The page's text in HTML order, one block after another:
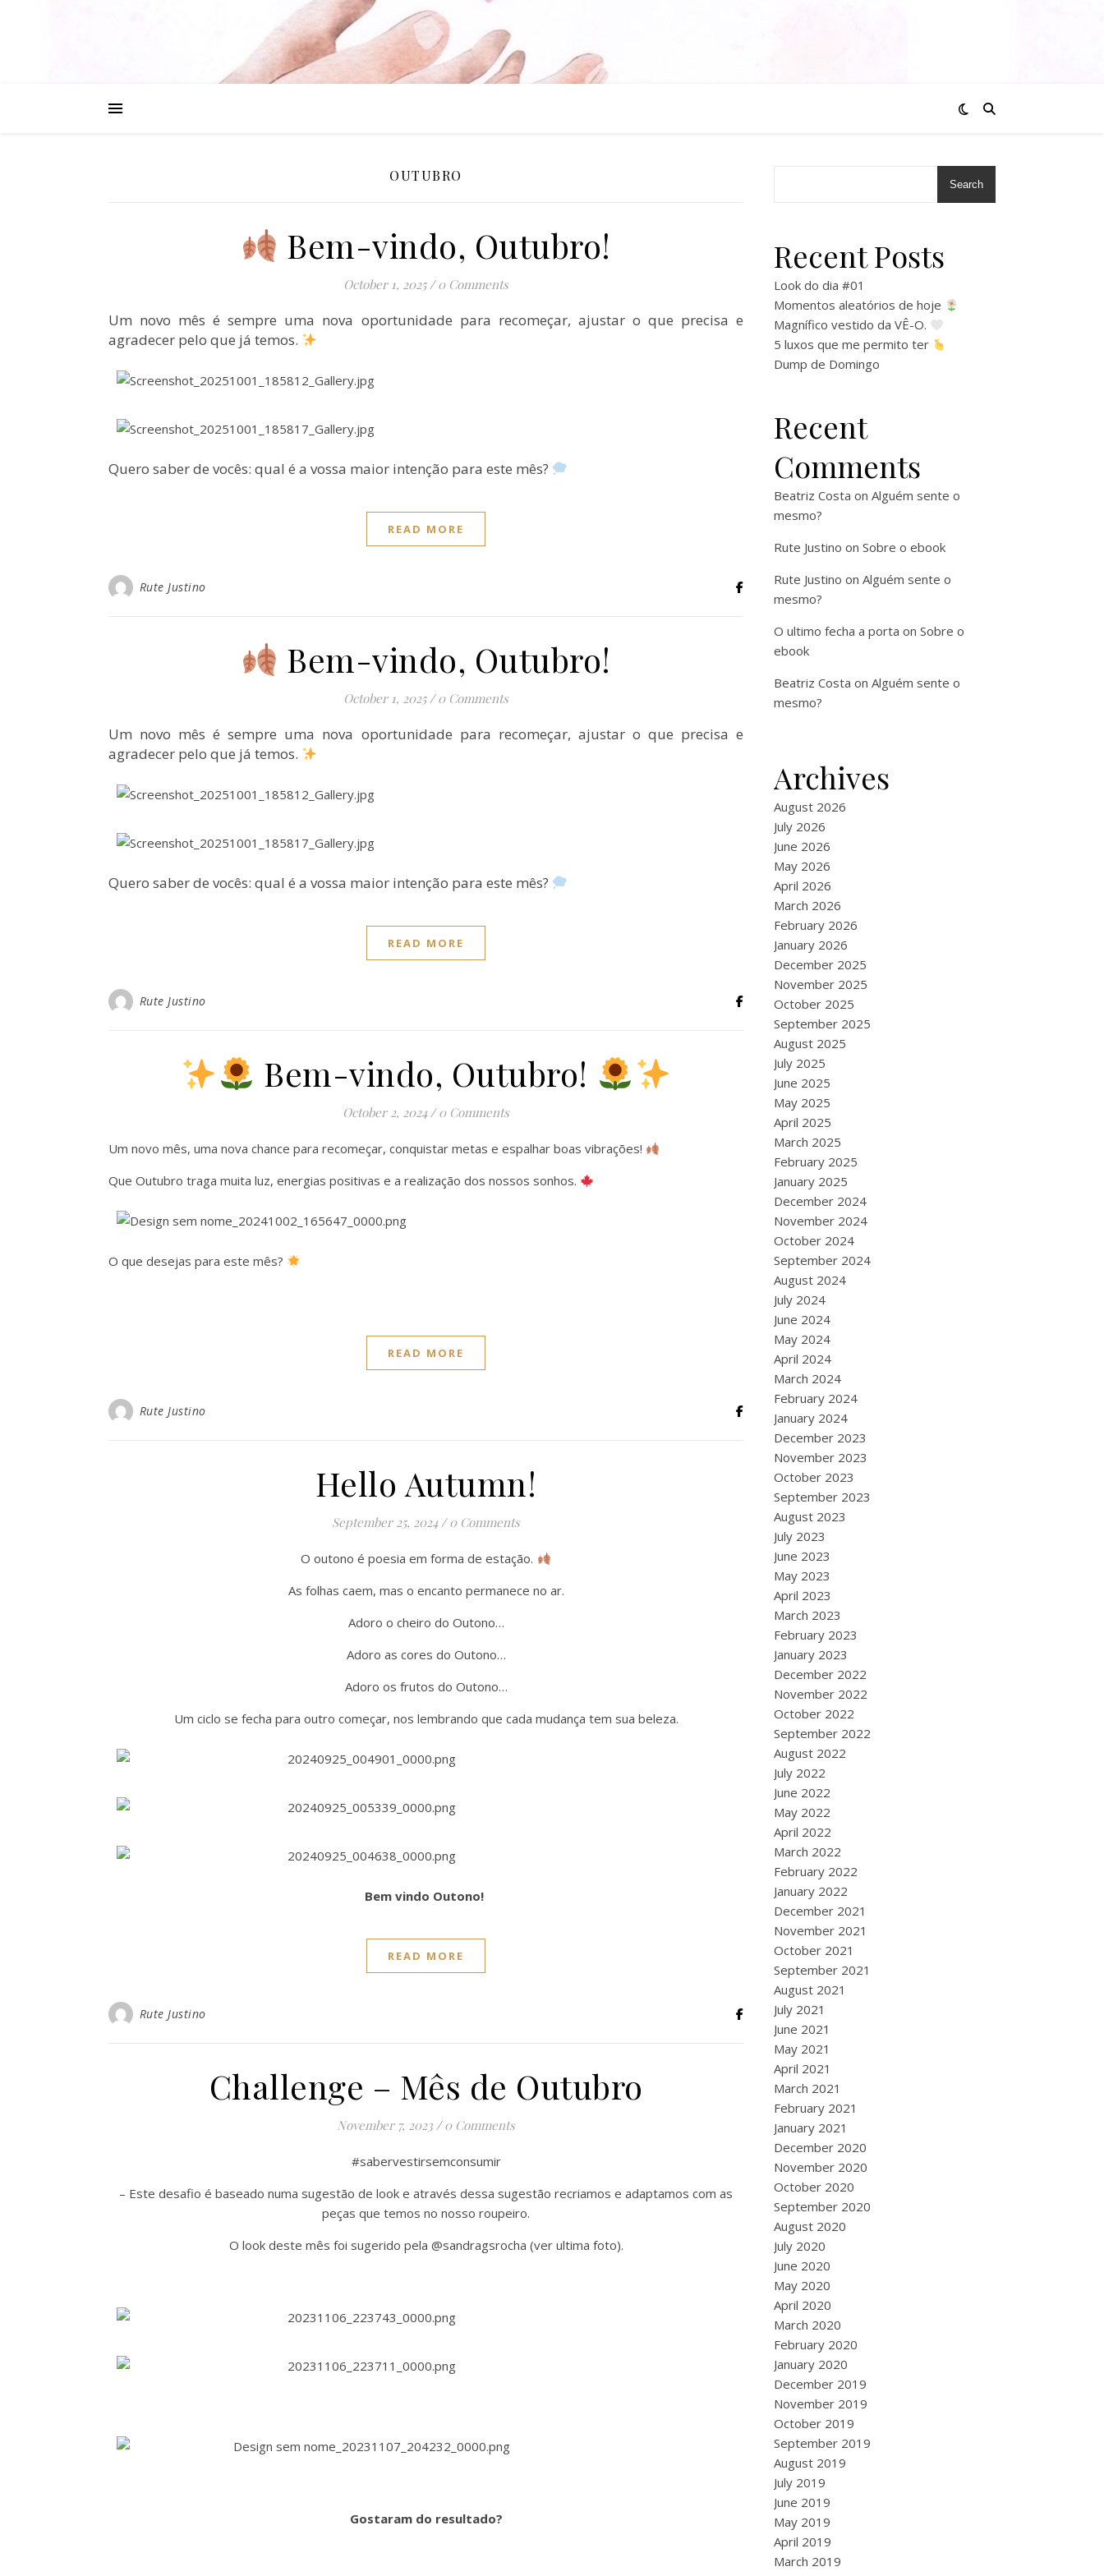
OUTUBRO
Bem-vindo, Outubro!
October 1, 2025 / 0 Comments
Um novo mês é sempre uma nova oportunidade para recomeçar, ajustar o que precisa e
agradecer pelo que já temos.
Quero saber de vocês: qual é a vossa maior intenção para este mês?
READ MORE
Rute Justino
Bem-vindo, Outubro!
October 1, 2025 / 0 Comments
Um novo mês é sempre uma nova oportunidade para recomeçar, ajustar o que precisa e
agradecer pelo que já temos.
Quero saber de vocês: qual é a vossa maior intenção para este mês?
READ MORE
Rute Justino
Bem-vindo, Outubro!
October 2, 2024 / 0 Comments
Um novo mês, uma nova chance para recomeçar, conquistar metas e espalhar boas vibrações!
Que Outubro traga muita luz, energias positivas e a realização dos nossos sonhos.
O que desejas para este mês?
READ MORE
Rute Justino
Hello Autumn!
September 25, 2024 / 0 Comments
O outono é poesia em forma de estação.
As folhas caem, mas o encanto permanece no ar.
Adoro o cheiro do Outono…
Adoro as cores do Outono…
Adoro os frutos do Outono…
Um ciclo se fecha para outro começar, nos lembrando que cada mudança tem sua beleza.
Bem vindo Outono!
READ MORE
Rute Justino
Challenge – Mês de Outubro
November 7, 2023 / 0 Comments
#sabervestirsemconsumir
– Este desafio é baseado numa sugestão de look e através dessa sugestão recriamos e adaptamos com as
peças que temos no nosso roupeiro.
O look deste mês foi sugerido pela @sandragsrocha (ver ultima foto).
Gostaram do resultado?
Search
Recent Posts
Look do dia #01
Momentos aleatórios de hoje
Magnífico vestido da VÊ-O.
5 luxos que me permito ter
Dump de Domingo
Recent
Comments
Beatriz Costa on Alguém sente o
mesmo?
Rute Justino on Sobre o ebook
Rute Justino on Alguém sente o
mesmo?
O ultimo fecha a porta on Sobre o
ebook
Beatriz Costa on Alguém sente o
mesmo?
Archives
August 2026
July 2026
June 2026
May 2026
April 2026
March 2026
February 2026
January 2026
December 2025
November 2025
October 2025
September 2025
August 2025
July 2025
June 2025
May 2025
April 2025
March 2025
February 2025
January 2025
December 2024
November 2024
October 2024
September 2024
August 2024
July 2024
June 2024
May 2024
April 2024
March 2024
February 2024
January 2024
December 2023
November 2023
October 2023
September 2023
August 2023
July 2023
June 2023
May 2023
April 2023
March 2023
February 2023
January 2023
December 2022
November 2022
October 2022
September 2022
August 2022
July 2022
June 2022
May 2022
April 2022
March 2022
February 2022
January 2022
December 2021
November 2021
October 2021
September 2021
August 2021
July 2021
June 2021
May 2021
April 2021
March 2021
February 2021
January 2021
December 2020
November 2020
October 2020
September 2020
August 2020
July 2020
June 2020
May 2020
April 2020
March 2020
February 2020
January 2020
December 2019
November 2019
October 2019
September 2019
August 2019
July 2019
June 2019
May 2019
April 2019
March 2019